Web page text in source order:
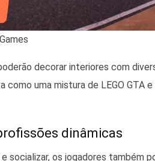
decorar interiores com
como uma mistura de LEGO GTA
dinâmicas
socializar, os jogadores também